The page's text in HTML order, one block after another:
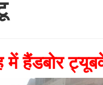
हैंडबोर